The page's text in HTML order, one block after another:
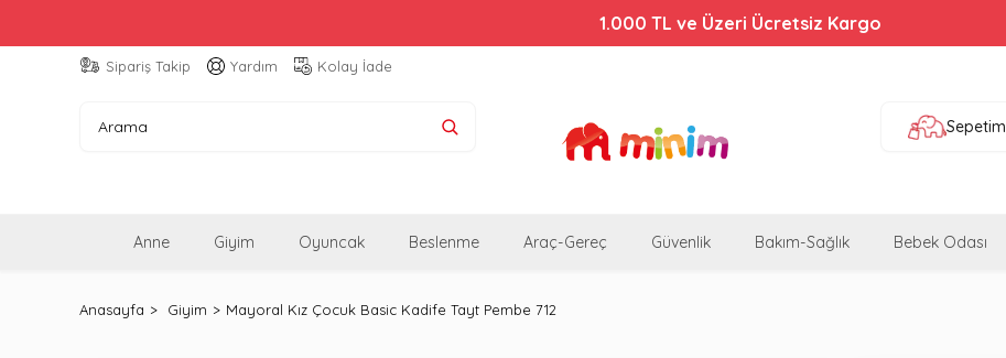
1.000 TL ve Üzeri Ücretsiz Kargo
Sipariş Takip Yardım Kolay İade
Sepetim
Anne Giyim Oyuncak Beslenme Araç-Gereç Güvenlik Bakım-Sağlık Bebek Odası
Anasayfa Giyim Mayoral Kız Çocuk Basic Kadife Tayt Pembe 712